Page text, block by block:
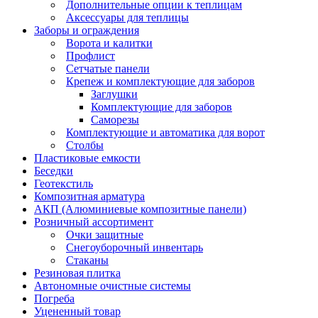
Дополнительные опции к теплицам
Аксессуары для теплицы
Заборы и ограждения
Ворота и калитки
Профлист
Сетчатые панели
Крепеж и комплектующие для заборов
Заглушки
Комплектующие для заборов
Саморезы
Комплектующие и автоматика для ворот
Столбы
Пластиковые емкости
Беседки
Геотекстиль
Композитная арматура
АКП (Алюминиевые композитные панели)
Розничный ассортимент
Очки защитные
Снегоуборочный инвентарь
Стаканы
Резиновая плитка
Автономные очистные системы
Погреба
Уцененный товар